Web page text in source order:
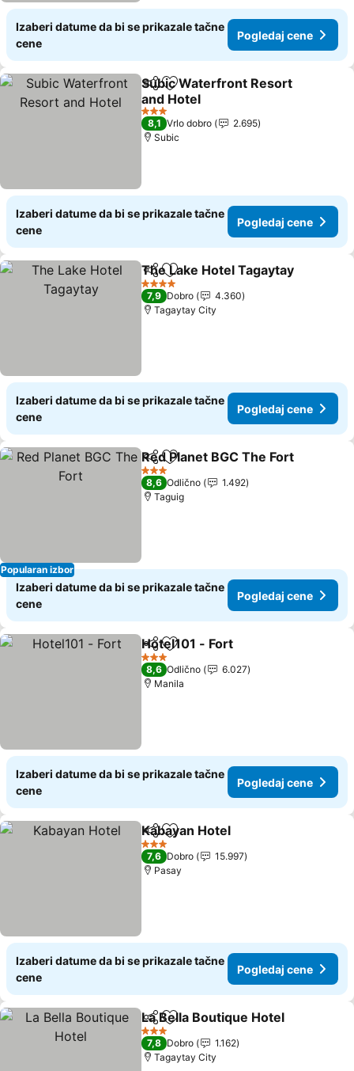
Izaberi datume da bi se prikazale tačne
cene
Pogledaj cene
Deli Dodati u favorite
Subic Waterfront Resort
and Hotel
Pogledaj cene
3 Zvezdice
8,1 Vrlo dobro
2.695
Subic
Izaberi datume da bi se prikazale tačne
cene
Pogledaj cene
Deli Dodati u favorite
The Lake Hotel Tagaytay
4 Zvezdice
7,9 Dobro
4.360
Tagaytay City
Izaberi datume da bi se prikazale tačne
cene
Pogledaj cene
Popularan izbor
Deli Dodati u favorite
Red Planet BGC The Fort
3 Zvezdice
8,6 Odlično
1.492
Taguig
Izaberi datume da bi se prikazale tačne
cene
Pogledaj cene
Deli Dodati u favorite
Hotel101 - Fort
3 Zvezdice
8,6 Odlično
6.027
Manila
Izaberi datume da bi se prikazale tačne
cene
Pogledaj cene
Deli Dodati u favorite
Kabayan Hotel
3 Zvezdice
7,6 Dobro
15.997
Pasay
Izaberi datume da bi se prikazale tačne
cene
Pogledaj cene
Deli Dodati u favorite
La Bella Boutique Hotel
3 Zvezdice
7,8 Dobro
1.162
Tagaytay City